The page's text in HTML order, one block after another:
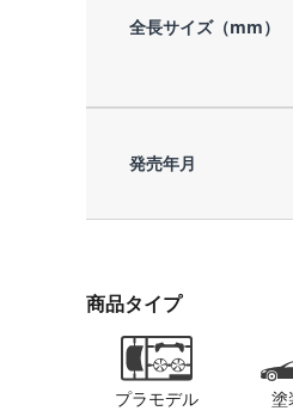
全長サイズ（mm）
発売年月
商品タイプ
プラモデル 塗